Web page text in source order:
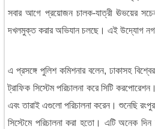
সবার আগে প্রয়োজন চালক-যাত্রী ঊভয়ের
দখলমুক্ত করার অভিযান চলছে। এই উদ্যোগ
এ প্রসঙ্গে পুলিশ কমিশনার বলেন, ঢাকাসহ বিশ্বের
ট্রাফিক সিস্টেম পরিচালনা করে সিটি করপোরেশন।
এবং তারাই এগুলো পরিচালনা করেন। শুনেছি রংপুর
সিস্টেমে পরিচালনা করা হতো। এটি অনেক দিন